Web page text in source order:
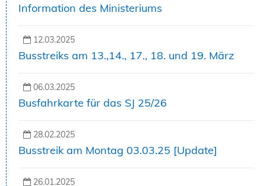
Information des Ministeriums
12.03.2025
Busstreiks am 13.,14., 17., 18. und 19. März
06.03.2025
Busfahrkarte für das SJ 25/26
28.02.2025
Busstreik am Montag 03.03.25 [Update]
26.01.2025